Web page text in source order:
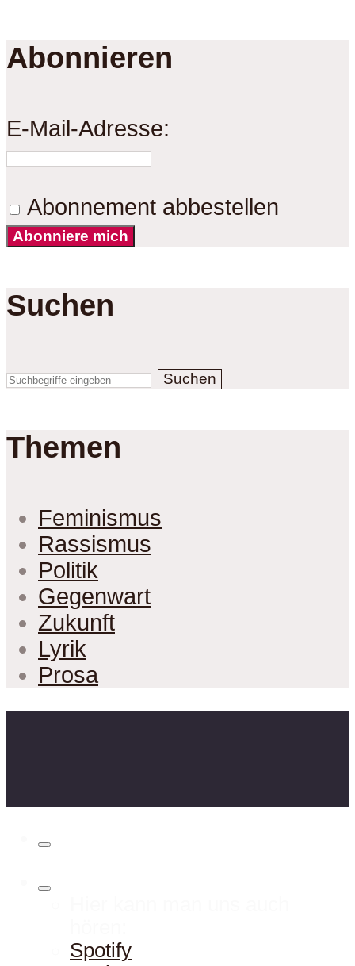
Abonnieren
E-Mail-Adresse:
Abonnement abbestellen
Abonniere mich
Suchen
Suchen
Themen
Feminismus
Rassismus
Politik
Gegenwart
Zukunft
Lyrik
Prosa
Spotify